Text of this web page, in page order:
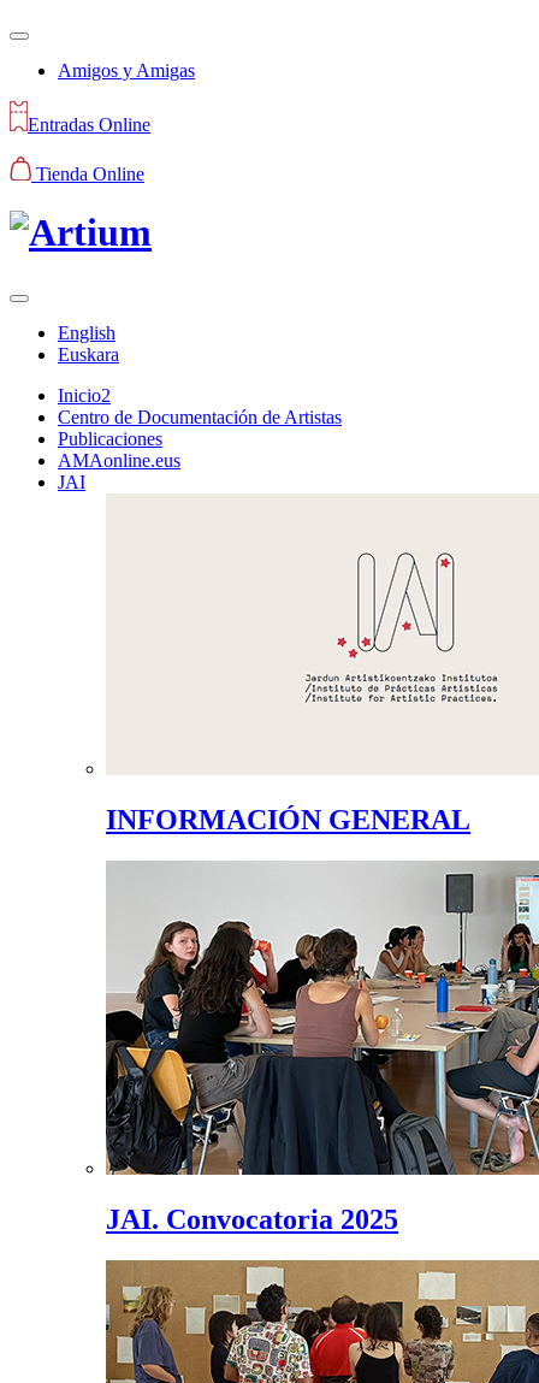
Amigos y Amigas
Entradas Online
Tienda Online
English
Euskara
Inicio2
Centro de Documentación de Artistas
Publicaciones
AMAonline.eus
JAI
INFORMACIÓN GENERAL
JAI. Convocatoria 2025